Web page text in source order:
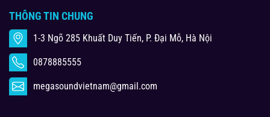
THÔNG TIN CHUNG
1-3 Ngõ 285 Khuất Duy Tiến, P. Đại Mỗ, Hà Nội
0878885555
megasoundvietnam@gmail.com